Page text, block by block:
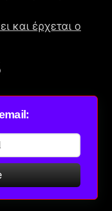
και έρχεται ο